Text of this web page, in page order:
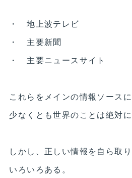
・ 地上波テレビ
・ 主要新聞
・ 主要ニュースサイト
これらをメインの情報ソース
少なくとも世界のことは絶対に
しかし、正しい情報を自ら取
いろいろある。